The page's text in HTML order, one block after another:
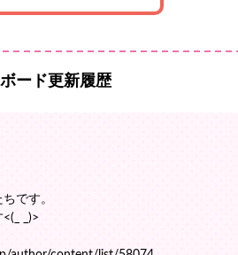
ード更新履歴
です。
_)>